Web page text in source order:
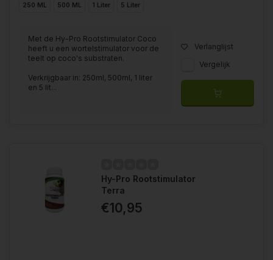
250 ML 500 ML 1 Liter 5 Liter
Met de Hy-Pro Rootstimulator Coco
heeft u een wortelstimulator voor de
teelt op coco's substraten.
Verkrijgbaar in: 250ml, 500ml, 1 liter
en 5 lit...
Verlanglijst
Vergelijk
Hy-Pro Rootstimulator
Terra
€10,95